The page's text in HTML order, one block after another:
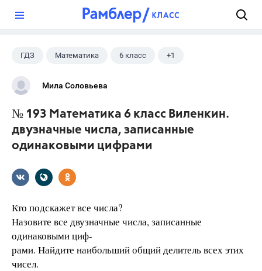
ГДЗ Математика 6 класс +1
Виленкин Н.Я.
Мила Соловьева
№ 193 Математика 6 класс Виленкин.
двузначные числа, записанные
одинаковыми цифрами
Кто подскажет все числа?
Назовите все двузначные числа, записанные
одинаковыми циф-
рами. Найдите наибольший общий делитель всех этих
чисел.